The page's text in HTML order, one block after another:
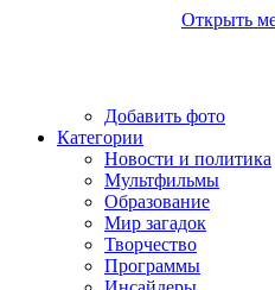
Открыть
Добавить фото
Категории
Новости и политика
Мультфильмы
Образование
Мир загадок
Творчество
Программы